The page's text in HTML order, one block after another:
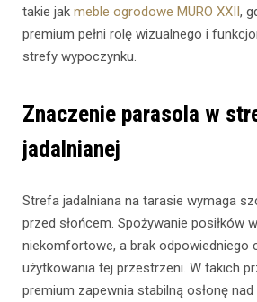
takie jak meble ogrodowe MURO XXII ,
premium pełni rolę wizualnego i
strefy wypoczynku.
Znaczenie parasola w
jadalnianej
Strefa jadalniana na tarasie wymaga
przed słońcem. Spożywanie posiłków
niekomfortowe, a brak odpowiedniego
użytkowania tej przestrzeni. W takich
premium zapewnia stabilną osłonę nad